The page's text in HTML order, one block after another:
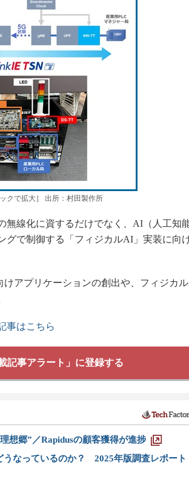
クで拡大］ 出所：村田製作所
線化に資するだけでなく、AI（人工知
グで制御する「フィジカルAI」実装に向
アプリケーションの創出や、フィジカ
事はこちら
記事アラート」に登録する
想郷”／Rapidusの顧客獲得が進捗
うなっているのか？ 2025年版調査レポート